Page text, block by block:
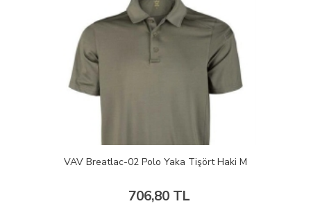
VAV Breatlac-02 Polo Yaka Tişört Haki M
706,80 TL